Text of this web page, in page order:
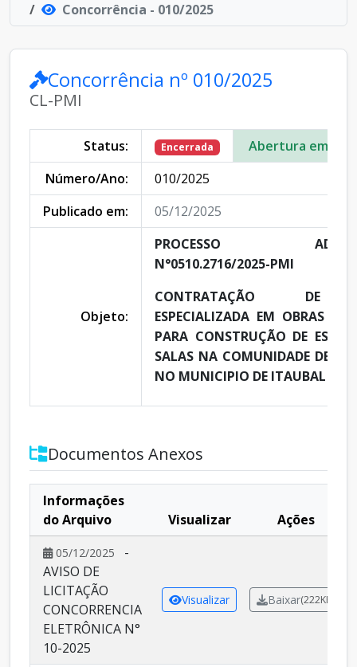
Concorrência - 010/2025
Concorrência nº 010/2025
CL-PMI
Status: Encerrada
Abertura em:
Número/Ano:
010/2025
Publicado em:
05/12/2025
Objeto:
PROCESSO
N°0510.2716/2025-PMI
CONTRATAÇÃO DE
ESPECIALIZADA EM OBRAS E
PARA CONSTRUÇÃO DE
SALAS NA COMUNIDADE DE
NO MUNICIPIO DE ITAUBAL –
Documentos Anexos
Informações
do Arquivo
Visualizar Ações
05/12/2025
-
AVISO DE
LICITAÇÃO
CONCORRENCIA
ELETRÔNICA N°
10-2025
Visualizar Baixar(222KB)